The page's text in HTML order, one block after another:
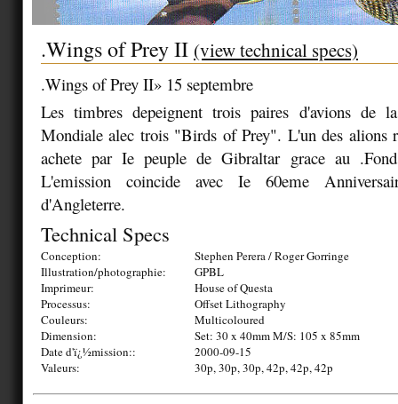
.Wings of Prey II (view technical specs)
.Wings of Prey II» 15 septembre
Les timbres depeignent trois paires d'avions de
Mondiale alec trois "Birds of Prey". L'un des alions
achete par Ie peuple de Gibraltar grace au
L'emission coincide avec Ie 60eme
d'Angleterre.
Technical Specs
Conception:
Stephen Perera / Roger Gorringe
Illustration/photographie:
GPBL
Imprimeur:
House of Questa
Processus:
Offset Lithography
Couleurs:
Multicoloured
Dimension:
Set: 30 x 40mm M/S: 105 x 85mm
Date d'ï¿½mission::
2000-09-15
Valeurs:
30p, 30p, 30p, 42p, 42p, 42p